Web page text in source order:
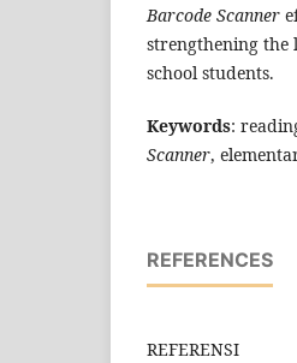
Barcode Scanner
strengthening the
school students.
Keywords:
Scanner,
REFERENCES
REFERENSI